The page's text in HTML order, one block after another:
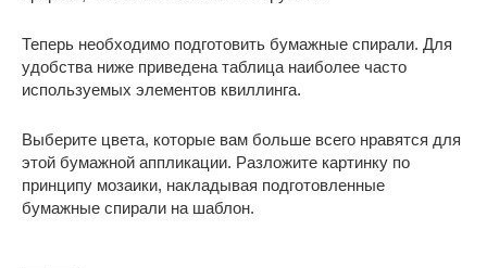
Теперь необходимо подготовить бумажные спирали. Для
удобства ниже приведена таблица наиболее часто
используемых элементов квиллинга.
Выберите цвета, которые вам больше всего нравятся для
этой бумажной аппликации. Разложите картинку по
принципу мозаики, накладывая подготовленные
бумажные спирали на шаблон.